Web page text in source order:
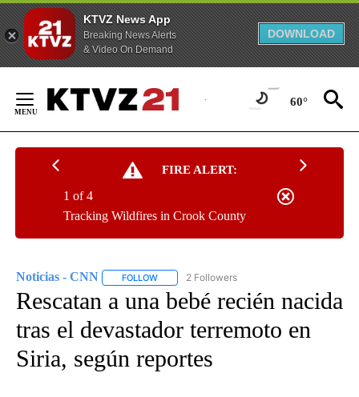
KTVZ News App
Breaking News Alerts
& Video On Demand
DOWNLOAD
Content
60°
FIRE ALERT:
Tracking Wildfires in Crook County
1 of 4
Noticias - CNN FOLLOW FOLLOW "NOTICIAS - CNN" TO RECEIVE
2 Followers
Rescatan a una bebé recién nacida
tras el devastador terremoto en
Siria, según reportes